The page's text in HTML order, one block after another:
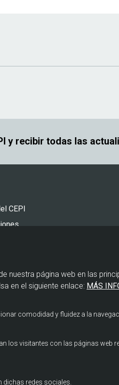
y recibir todas las
CEPI
página web en las
en el siguiente enlace: MÁS
comodidad y fluidez a la
los visitantes con las páginas
dichas redes sociales.